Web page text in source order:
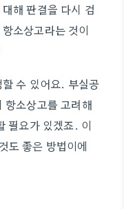
해 판결을 다시 검
소상고라는 것이
수 있어요. 부실공
항소상고를 고려해
필요가 있겠죠. 이
도 좋은 방법이에